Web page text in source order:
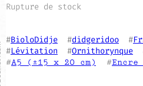
Rupture de stock
#BioloDidje
  #
didgeridoo
  #
#Lévitation
  #
Ornithorynque
#A5 (±15 x 20 cm)
  #
Encre